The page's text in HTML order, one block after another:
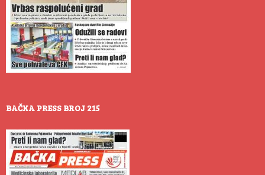
BAČKA PRESS BROJ 215